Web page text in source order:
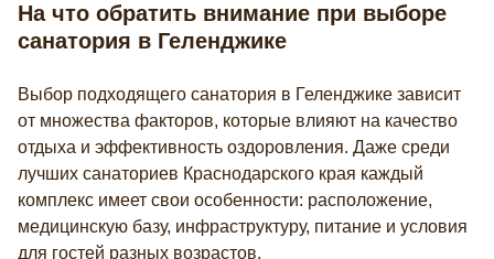
На что обратить внимание при выборе
санатория в Геленджике
Выбор подходящего санатория в Геленджике зависит
от множества факторов, которые влияют на качество
отдыха и эффективность оздоровления. Даже среди
лучших санаториев Краснодарского края каждый
комплекс имеет свои особенности: расположение,
медицинскую базу, инфраструктуру, питание и условия
для гостей разных возрастов.